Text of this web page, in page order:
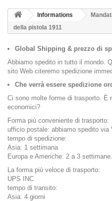
Informations
della pistola 1911
Global Shipping & prezzo di
Abbiamo spedito in tutto il mondo.
sito Web citeremo spedizione
Che verrà essere spedizione
Ci sono molte forme di trasporto. È
economici?
Forma più conveniente di trasporto:
ufficio postale: abbiamo spedito via
tempo di spedizione:
Asia: 1 settimana
Europa e Americhe: 2 a 3 settimane.
La forma più veloce di trasporto:
UPS INC
tempo di transito:
Asia: 4 giorni